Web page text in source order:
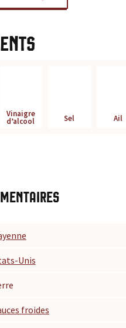
Vinaigre
d’alcool Sel Ail
Unis
froides